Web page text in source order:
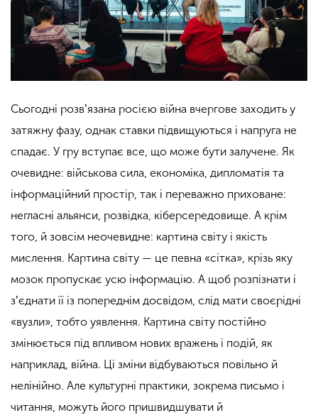
Сьогодні розвʼязана росією війна вчергове заходить у
затяжну фазу, однак ставки підвищуються і напруга не
спадає. У гру вступає все, що може бути залучене. Як
очевидне: військова сила, економіка, дипломатія та
інформаційний простір, так і переважно приховане:
негласні альянси, розвідка, кіберсередовище. А крім
того, й зовсім неочевидне: картина світу і якість
мислення. Картина світу — це певна «сітка», крізь яку
мозок пропускає усю інформацію. А щоб розпізнати і
зʼєднати її із попереднім досвідом, слід мати своєрідні
«вузли», тобто уявлення. Картина світу постійно
змінюється під впливом нових вражень і подій, як
наприклад, війна. Ці зміни відбуваються повільно й
нелінійно. Але культурні практики, зокрема письмо і
читання, можуть його пришвидшувати й